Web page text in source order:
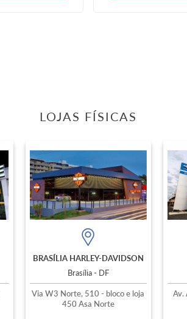
LOJAS FÍSICAS
BRASÍLIA HARLEY-DAVIDSON
Brasília - DF
Via W3 Norte, 510 - bloco e loja
450 Asa Norte
Av.